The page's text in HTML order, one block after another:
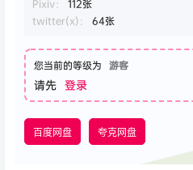
Pixiv：
112张
twitter(x)：
64张
您当前的等级为 游客
请先 登录
百度网盘 夸克网盘